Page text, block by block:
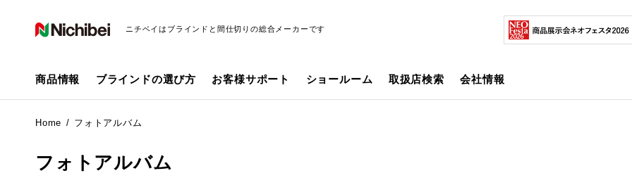
ニチベイはブラインドと間仕切りの総合メーカーです
商品情報 ブラインドの選び方 お客様サポート ショールーム 取扱店検索 会社情報
Home フォトアルバム
フォトアルバム